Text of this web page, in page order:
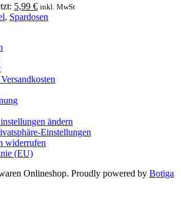
5,99 €Aktueller
Preis
inkl. MwSt
, Spardosen
ändern
Einstellungen
widerrufen
(EU)
Onlineshop. Proudly powered by Botiga